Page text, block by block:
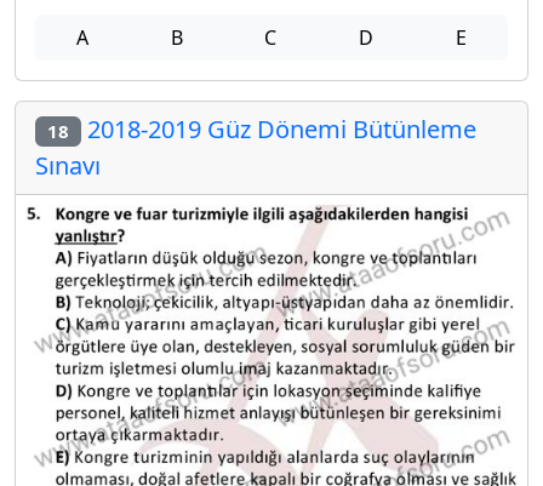
A B C D E
18 2018-2019 Güz Dönemi Bütünleme
Sınavı